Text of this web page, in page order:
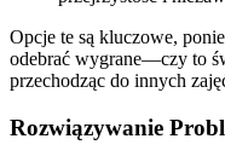
Opcje te są kluczowe,
odebrać wygrane—czy to
przechodząc do innych
Rozwiązywanie